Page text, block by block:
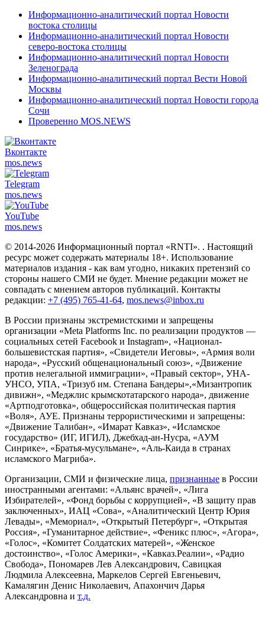
Информационно-аналитический портал Новости
востока столицы
Информационно-аналитический портал Новости
северо-востока столицы
Информационно-аналитический портал Новости
Зеленограда
Информационно-аналитический портал Вести Новой
Москвы
Информационно-аналитический портал Новости города
Сочи
Проверенно MOS.NEWS
Вконтакте
mos.news
Telegram
mos.news
YouTube
mos.news
© 2014-2026 Информационный портал «RNTI». . Настоящий
ресурс может содержать материалы 18+. Использование
материалов издания - как вам угодно, никаких претензий со
стороны нашего СМИ не будет. Мнение редакции может не
совпадать с мнением авторов публикаций. Контакты
редакции: +7 (495) 765-41-64, mos.news@inbox.ru
В России признаны экстремистскими и запрещены
организации «Meta Platforms Inc. по реализации продуктов —
социальных сетей Facebook и Instagram», «Национал-
большевистская партия», «Свидетели Иеговы», «Армия воли
народа», «Русский общенациональный союз», «Движение
против нелегальной иммиграции», «Правый сектор», УНА-
УНСО, УПА, «Тризуб им. Степана Бандеры»,«Мизантропик
дивижн», «Меджлис крымскотатарского народа», движение
«Артподготовка», общероссийская политическая партия
«Воля», АУЕ. Признаны террористическими и запрещены:
«Движение Талибан», «Имарат Кавказ», «Исламское
государство» (ИГ, ИГИЛ), Джебхад-ан-Нусра, «АУМ
Синрике», «Братья-мусульмане», «Аль-Каида в странах
исламского Магриба».
Организации, СМИ и физические лица, признанные в России
иностранными агентами: «Альянс врачей», «Лига
Избирателей», «Фонд борьбы с коррупцией», «В защиту прав
заключенных», ИАЦ «Сова», «Аналитический Центр Юрия
Левады», «Мемориал», «Открытый Петербург», «Открытая
Россия», «Гуманитарное действие», «Феникс плюс», «Агора»,
«Голос», «Комитет Солдатских матерей», «Женское
достоинство», «Голос Америки», «Кавказ.Реалии», «Радио
Свобода», Пономарев Лев Александрович, Савицкая
Людмила Алексеевна, Маркелов Сергей Евгеньевич,
Камалягин Денис Николаевич, Апахончич Дарья
Александровна и т.д.